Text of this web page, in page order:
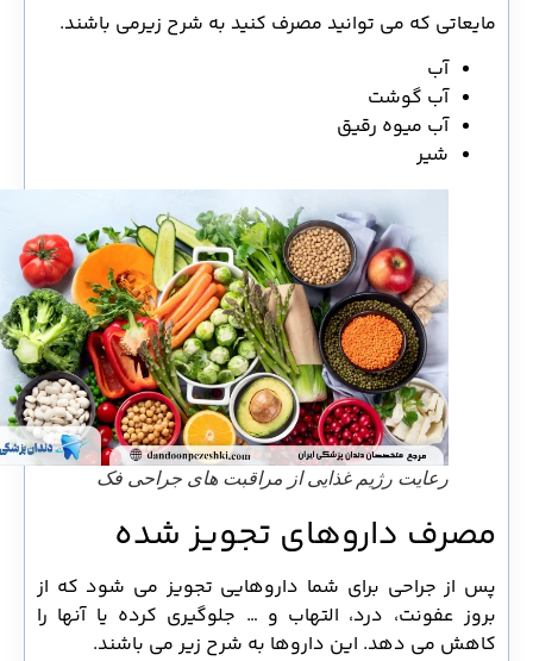
مایعاتی که می توانید مصرف کنید به شرح زیرمی باشند.
آب
آب گوشت
آب میوه رقیق
شیر
رعایت رژیم غذایی از مراقبت های جراحی فک
مصرف داروهای تجویز شده
پس از جراحی برای شما داروهایی تجویز می شود که از
بروز عفونت، درد، التهاب و … جلوگیری کرده یا آنها را
کاهش می دهد. این داروها به شرح زیر می باشند.